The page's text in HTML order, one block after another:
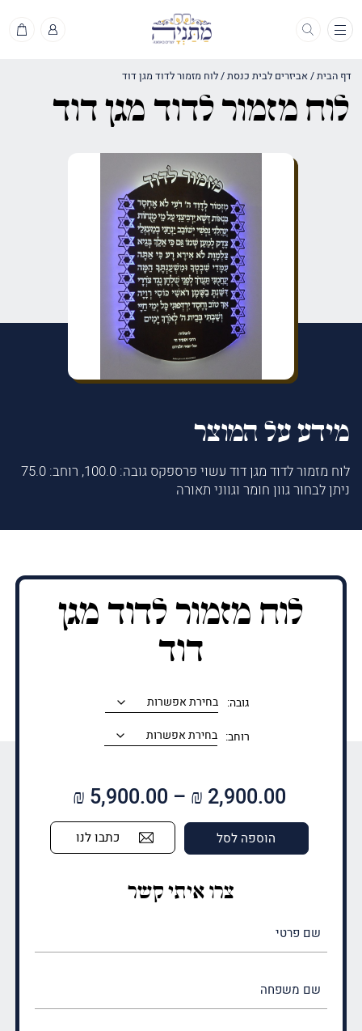
תפריט
דף הבית/אביזרים לבית כנסת/לוח מזמור לדוד מגן דוד
לוח מזמור לדוד מגן דוד
מידע על המוצר
לוח מזמור לדוד מגן דוד עשוי פרספקס גובה: 100.0, רוחב: 75.0
ניתן לבחור גוון חומר וגווני תאורה
לוח מזמור לדוד מגן
דוד
גובה:
רוחב:
₪ 2,900.00
–
₪ 5,900.00
מחירים:
הוספה לסל כתבו לנו
צרו איתי קשר
(חובה)
(חובה)